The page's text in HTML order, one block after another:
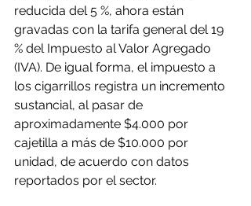
reducida del 5 %, ahora están
gravadas con la tarifa general del 19
% del Impuesto al Valor Agregado
(IVA). De igual forma, el impuesto a
los cigarrillos registra un incremento
sustancial, al pasar de
aproximadamente $4.000 por
cajetilla a más de $10.000 por
unidad, de acuerdo con datos
reportados por el sector.